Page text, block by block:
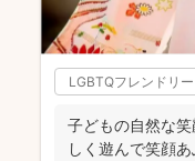
LGBTQフレンドリー
子どもの自然な
しく遊んで笑顔